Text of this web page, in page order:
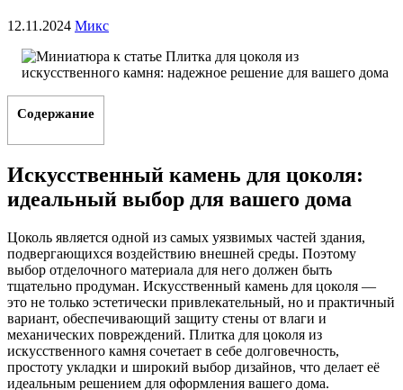
12.11.2024 Микс
Содержание
Искусственный камень для цоколя:
идеальный выбор для вашего дома
Цоколь является одной из самых уязвимых частей здания,
подвергающихся воздействию внешней среды. Поэтому
выбор отделочного материала для него должен быть
тщательно продуман. Искусственный камень для цоколя —
это не только эстетически привлекательный, но и практичный
вариант, обеспечивающий защиту стены от влаги и
механических повреждений. Плитка для цоколя из
искусственного камня сочетает в себе долговечность,
простоту укладки и широкий выбор дизайнов, что делает её
идеальным решением для оформления вашего дома.